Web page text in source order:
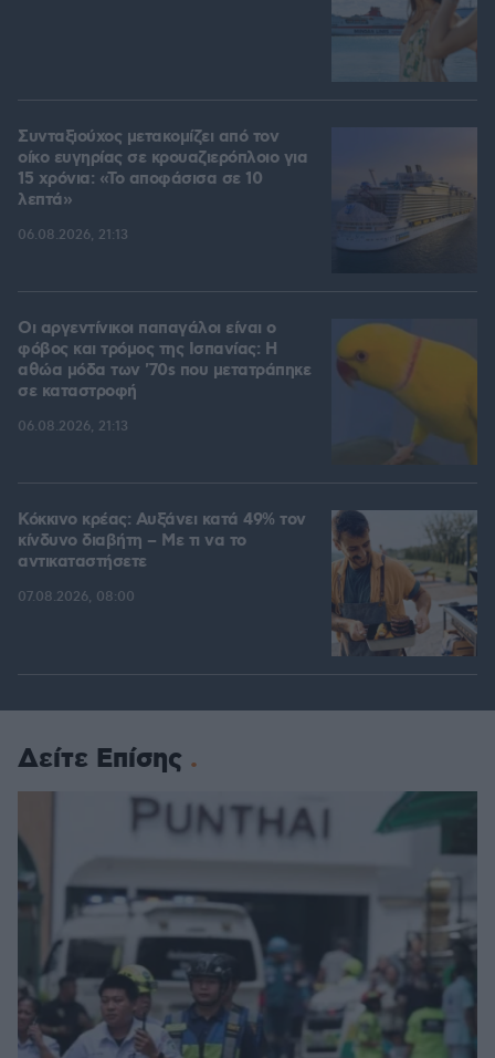
Συνταξιούχος μετακομίζει από τον
οίκο ευγηρίας σε κρουαζιερόπλοιο για
15 χρόνια: «Το αποφάσισα σε 10
λεπτά»
06.08.2026, 21:13
Οι αργεντίνικοι παπαγάλοι είναι ο
φόβος και τρόμος της Ισπανίας: Η
αθώα μόδα των '70s που μετατράπηκε
σε καταστροφή
06.08.2026, 21:13
Κόκκινο κρέας: Αυξάνει κατά 49% τον
κίνδυνο διαβήτη – Με τι να το
αντικαταστήσετε
07.08.2026, 08:00
Δείτε Επίσης